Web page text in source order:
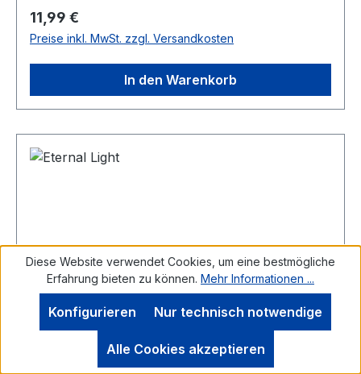
Regulärer Preis:
11,99 €
Preise inkl. MwSt. zzgl. Versandkosten
In den Warenkorb
Eternal Light
Diese Website verwendet Cookies, um eine bestmögliche
Erfahrung bieten zu können. Mehr Informationen ...
Nur technisch notwendige
Konfigurieren
Alle Cookies akzeptieren